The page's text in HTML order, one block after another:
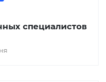
специалистов